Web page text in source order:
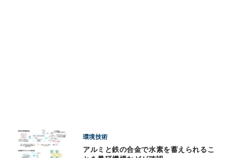
環境技術
アルミと鉄の合金で水素を蓄えられるこ